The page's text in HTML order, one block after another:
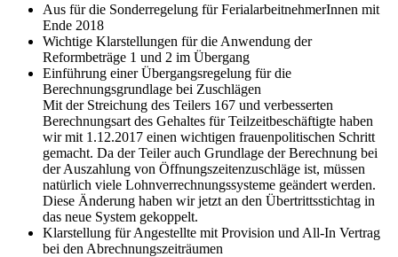
Aus für die Sonderregelung für FerialarbeitnehmerInnen mit
Ende 2018
Wichtige Klarstellungen für die Anwendung der
Reformbeträge 1 und 2 im Übergang
Einführung einer Übergangsregelung für die
Berechnungsgrundlage bei Zuschlägen
Mit der Streichung des Teilers 167 und verbesserten
Berechnungsart des Gehaltes für Teilzeitbeschäftigte haben
wir mit 1.12.2017 einen wichtigen frauenpolitischen Schritt
gemacht. Da der Teiler auch Grundlage der Berechnung bei
der Auszahlung von Öffnungszeitenzuschläge ist, müssen
natürlich viele Lohnverrechnungssysteme geändert werden.
Diese Änderung haben wir jetzt an den Übertrittsstichtag in
das neue System gekoppelt.
Klarstellung für Angestellte mit Provision und All-In Vertrag
bei den Abrechnungszeiträumen